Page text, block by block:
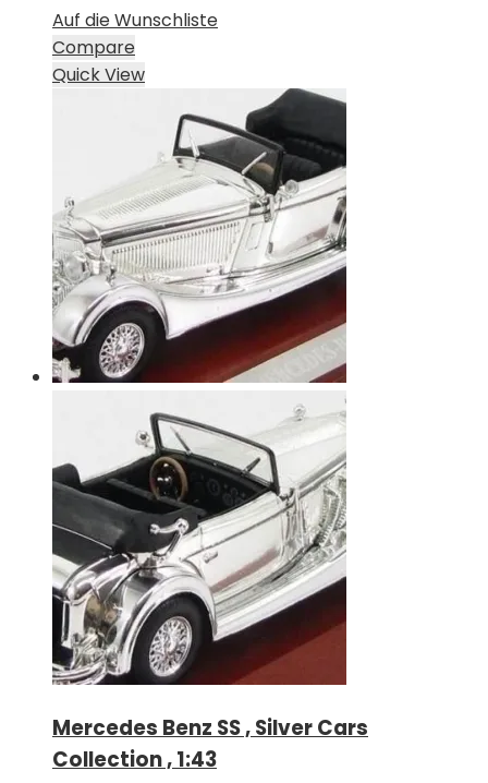
Auf die Wunschliste
Compare
Quick View
Mercedes Benz SS , Silver Cars
Collection , 1:43